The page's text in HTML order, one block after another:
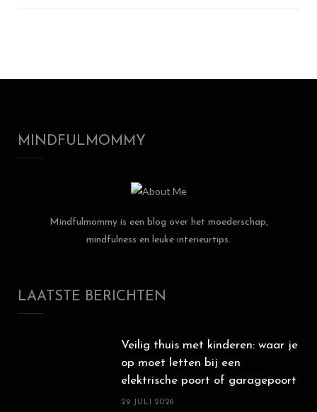
MINDFULMOMMY
Mindfulmommy is een blog over het moederschap,
mindfulness en leuke interieurtips.
LAATSTE BERICHTEN
Veilig thuis met kinderen: waar je
op moet letten bij een
elektrische poort of garagepoort
29 JULI 2026